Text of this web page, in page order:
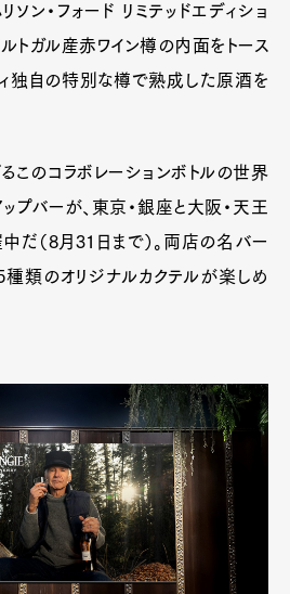
ソン・フォード リミテッドエディショ
ルトガル産赤ワイン樽の内面をトース
ィ独自の特別な樽で熟成した原酒を
このコラボレーションボトルの世界
プバーが、東京・銀座と大阪・天王
だ（8月31日まで）。両店の名バー
類のオリジナルカクテルが楽しめ